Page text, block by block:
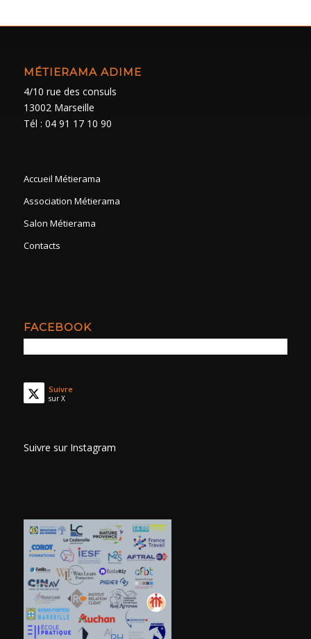
MÉTIERAMA ADIME
4/10 rue des consuls
13002 Marseille
Tél : 04 91 17 10 90
Accueil Métierama
Association Métierama
Salon Métierama
Contacts
FACEBOOK
Suivre
sur X
Suivre sur Instagram